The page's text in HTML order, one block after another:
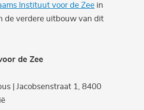
Instituut voor de Zee in
de verdere uitbouw van dit
de Zee
| Jacobsenstraat 1, 8400